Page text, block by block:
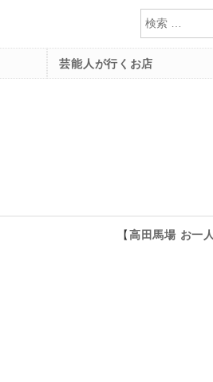
検索
【高田馬場 お一
芸能人が行くお店